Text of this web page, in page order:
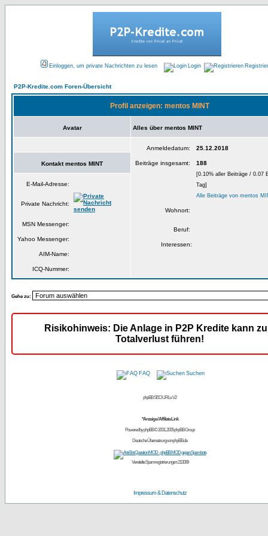
Einloggen, um private Nachrichten zu lesen Login
P2P-Kredite.com Foren-Übersicht
Profil anzeigen: mentos MINT
Avatar Alles über mentos MINT
Anmeldedatum: 25.12.2018
Beiträge insgesamt: 188
[0.10% aller Beiträge / 0.07
Tag]
Alle Beiträge von mentos
Wohnort:
Beruf:
Interessen:
Kontakt mentos MINT
E-Mail-Adresse:
Private Nachricht:
MSN Messenger:
Yahoo Messenger:
AIM-Name:
ICQ-Nummer:
Gehe zu:
Risikohinweis: Die Anlage in P2P Kredite kann
Totalverlust führen!
FAQ Suchen
phpBB SEO URLs V2
*Anzeige / Affiliate Link
Powered byphpBB© 2001, 2005 phpBB Group
Deutsche Übersetzung vonphpBB.de
Vereitelte Spamregistrierungen: 213099
Impressum & Datenschutz